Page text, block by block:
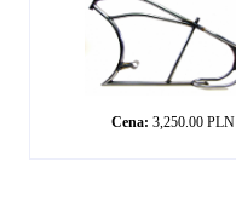
Cena: 3,250.00 PLN